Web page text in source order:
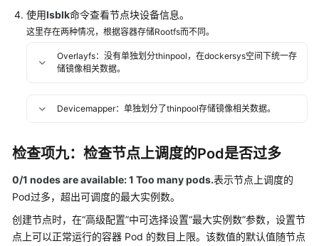
容
器
常
状
设
置
使用lsblk命令查看节点块设备信息。
这里存在两种情况，根据容器存储Rootfs而不同。
Overlayfs：没有单独划分thinpool，在dockersys空间下统一存
储镜像相关数据。
Devicemapper：单独划分了thinpool存储镜像相关数据。
检查项九：检查节点上调度的Pod是否过多
0/1 nodes are available: 1 Too many pods.表示节点上调度的
Pod过多，超出可调度的最大实例数。
创建节点时，在“高级配置”中可选择设置“最大实例数”参数，设置节
点上可以正常运行的容器 Pod 的数目上限。该数值的默认值随节点